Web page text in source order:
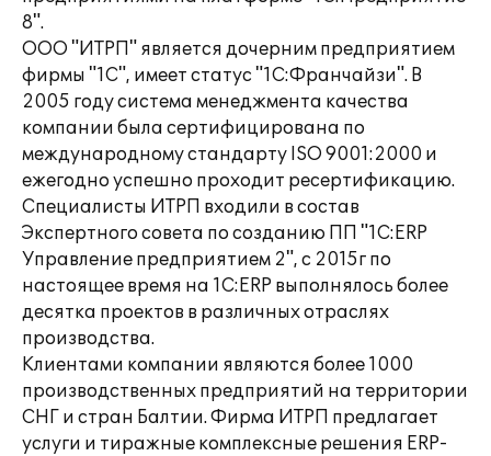
8".
ООО "ИТРП" является дочерним предприятием
фирмы "1С", имеет статус "1С:Франчайзи". В
2005 году система менеджмента качества
компании была сертифицирована по
международному стандарту ISO 9001:2000 и
ежегодно успешно проходит ресертификацию.
Специалисты ИТРП входили в состав
Экспертного совета по созданию ПП "1С:ERP
Управление предприятием 2", с 2015г по
настоящее время на 1C:ERP выполнялось более
десятка проектов в различных отраслях
производства.
Клиентами компании являются более 1000
производственных предприятий на территории
СНГ и стран Балтии. Фирма ИТРП предлагает
услуги и тиражные комплексные решения ERP-